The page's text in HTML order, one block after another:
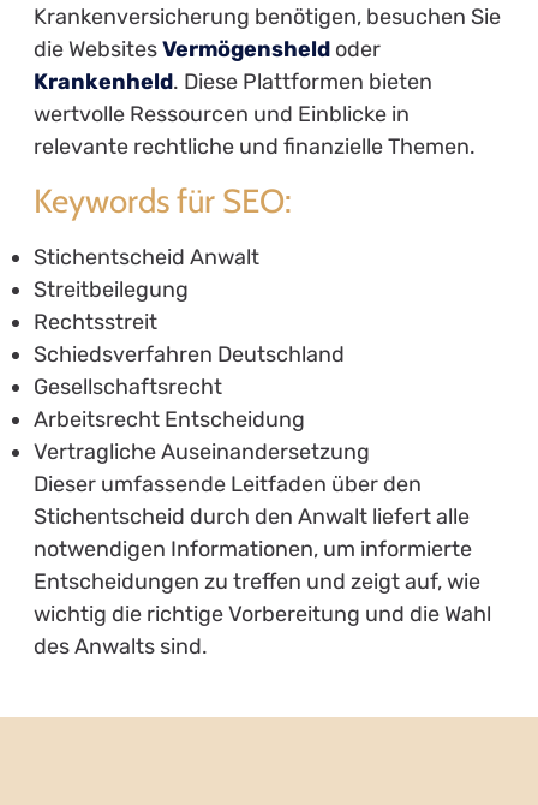
Krankenversicherung benötigen, besuchen Sie
die WebsitesVermögensheldoder
Krankenheld. Diese Plattformen bieten
wertvolle Ressourcen und Einblicke in
relevante rechtliche und finanzielle Themen.
Keywords für SEO:
Stichentscheid Anwalt
Streitbeilegung
Rechtsstreit
Schiedsverfahren Deutschland
Gesellschaftsrecht
Arbeitsrecht Entscheidung
Vertragliche Auseinandersetzung
Dieser umfassende Leitfaden über den
Stichentscheid durch den Anwalt liefert alle
notwendigen Informationen, um informierte
Entscheidungen zu treffen und zeigt auf, wie
wichtig die richtige Vorbereitung und die Wahl
des Anwalts sind.